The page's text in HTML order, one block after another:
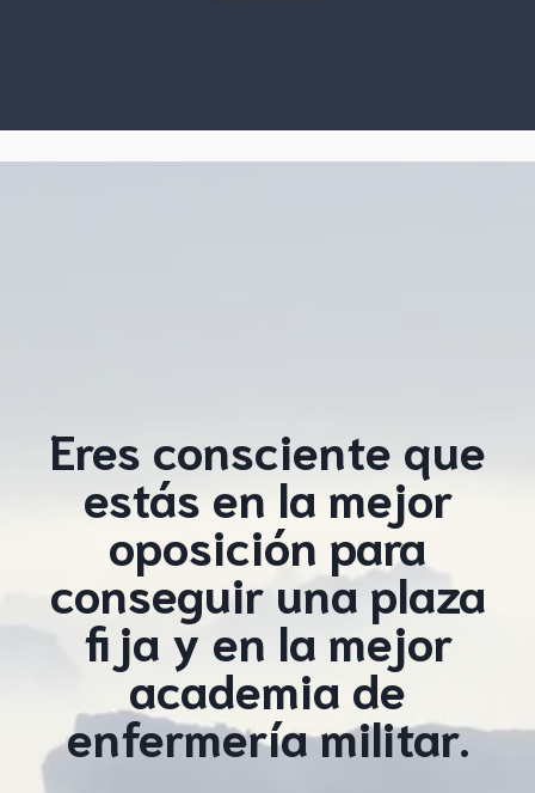
Eres consciente que
estás en la mejor
oposición para
conseguir una plaza
fija y en la mejor
academia de
enfermería militar.